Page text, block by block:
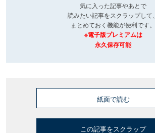
気に入った記事やあとで
読みたい記事をスクラップして、
まとめておく機能が便利です。
※電子版プレミアムは
永久保存可能
紙面で読む
この記事をスクラップ